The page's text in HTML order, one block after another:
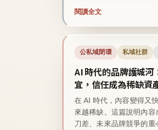
閱讀全文
公私域閉環 私域社群
AI 時代的品牌護城河
宜，信任成為稀缺資
在 AI 時代，內容變得又
來越稀缺。這篇說明內
刀差、未來品牌競爭的